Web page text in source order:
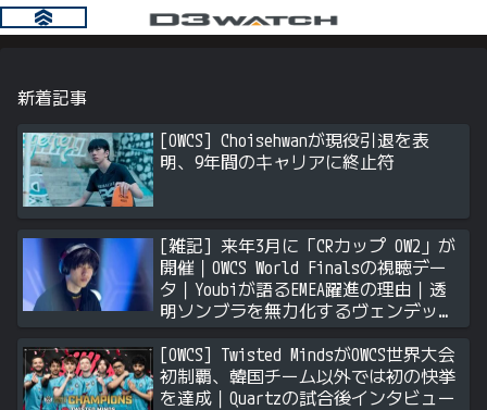
新着記事
[OWCS] Choisehwanが現役引退を表
明、9年間のキャリアに終止符
[雑記] 来年3月に「CRカップ OW2」が
開催｜OWCS World Finalsの視聴デー
タ｜Youbiが語るEMEA躍進の理由｜透
明ソンブラを無力化するヴェンデッタ
｜Stalk3rが久々のツィート ほか
[OWCS] Twisted MindsがOWCS世界大会
初制覇、韓国チーム以外では初の快挙
を達成｜Quartzの試合後インタビュー